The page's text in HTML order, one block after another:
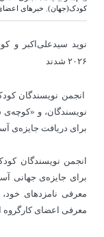
کودک(جهان) خبرهای
نوید سیدعلی‌اکبر و
۲۰۲۶ شدند
انجمن نویسندگان
نویسندگان، و
برای دریافت جایزه‌ی آسترید
انجمن نویسندگان
برای جایزه‌ی جهانی
معرفی نامزدهای خود،
معرفی اعضای کارگروه